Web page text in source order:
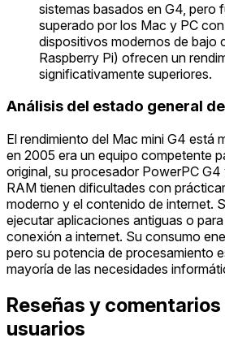
sistemas basados en G4, pero
superado por los Mac y PC
dispositivos modernos de bajo
Raspberry Pi) ofrecen un
significativamente superiores.
Análisis del estado general
El rendimiento del Mac mini G4 está
en 2005 era un equipo competente
original, su procesador PowerPC G4
RAM tienen dificultades con
moderno y el contenido de internet.
ejecutar aplicaciones antiguas o
conexión a internet. Su consumo
pero su potencia de procesamiento
mayoría de las necesidades
Reseñas y comentarios
usuarios